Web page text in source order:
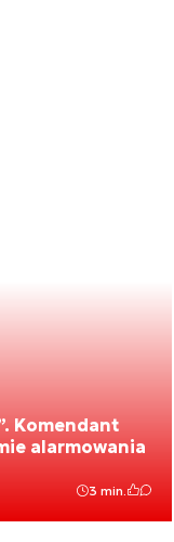
Komendant
alarmowania
3 min.